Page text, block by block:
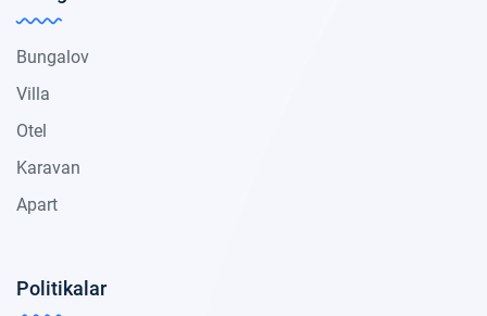
Bungalov
Villa
Otel
Karavan
Apart
Politikalar